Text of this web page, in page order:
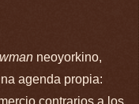
neoyorkino,
agenda propia:
contrarios a los